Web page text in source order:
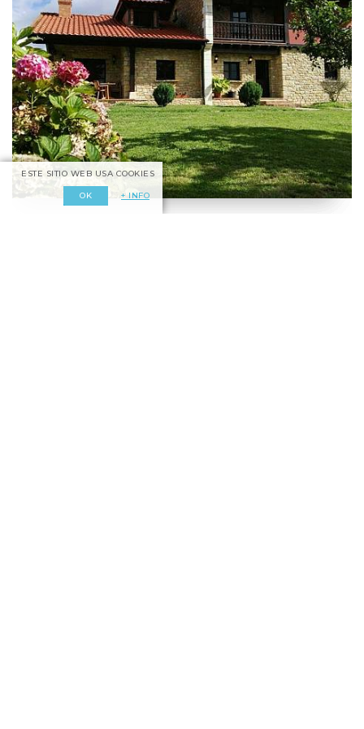
ESTE SITIO WEB USA COOKIES
OK + INFO